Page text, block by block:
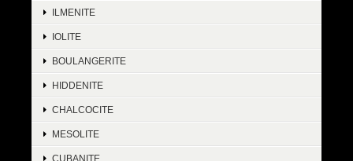
ILMENITE
IOLITE
BOULANGERITE
HIDDENITE
CHALCOCITE
MESOLITE
CUBANITE